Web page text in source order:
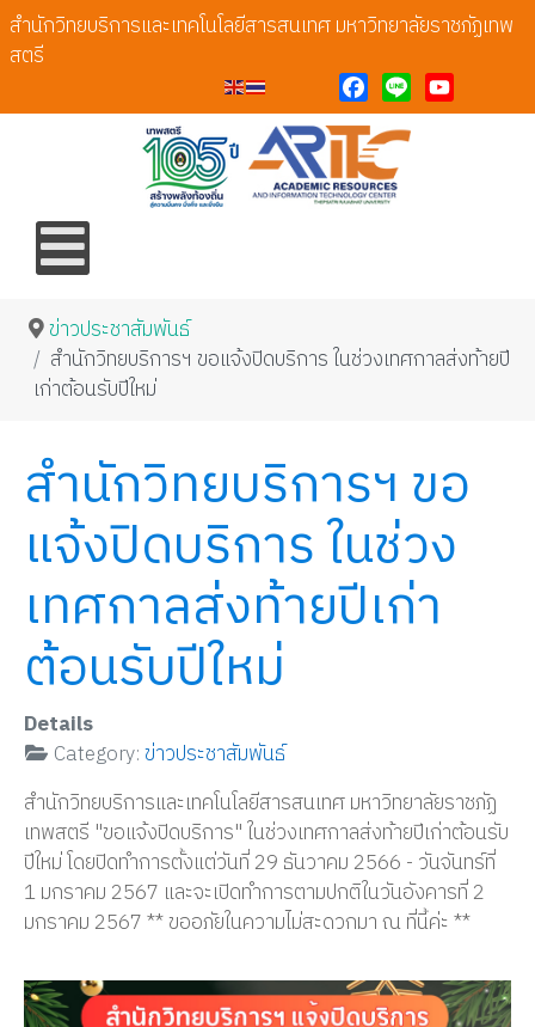
สำนักวิทยบริการและเทคโนโลยีสารสนเทศ มหาวิทยาลัยราชภัฏเทพ
สตรี
Facebook
Line YouTube
ข่าวประชาสัมพันธ์
สำนักวิทยบริการฯ ขอแจ้งปิดบริการ ในช่วงเทศกาลส่งท้ายปี
เก่าต้อนรับปีใหม่
สำนักวิทยบริการฯ ขอ
แจ้งปิดบริการ ในช่วง
เทศกาลส่งท้ายปีเก่า
ต้อนรับปีใหม่
Details
Category:ข่าวประชาสัมพันธ์
สำนักวิทยบริการและเทคโนโลยีสารสนเทศ มหาวิทยาลัยราชภัฏ
เทพสตรี "ขอแจ้งปิดบริการ" ในช่วงเทศกาลส่งท้ายปีเก่าต้อนรับ
ปีใหม่ โดยปิดทำการตั้งแต่วันที่ 29 ธันวาคม 2566 - วันจันทร์ที่
1 มกราคม 2567 และจะเปิดทำการตามปกติในวันอังคารที่ 2
มกราคม 2567 ** ขออภัยในความไม่สะดวกมา ณ ที่นี้ค่ะ **